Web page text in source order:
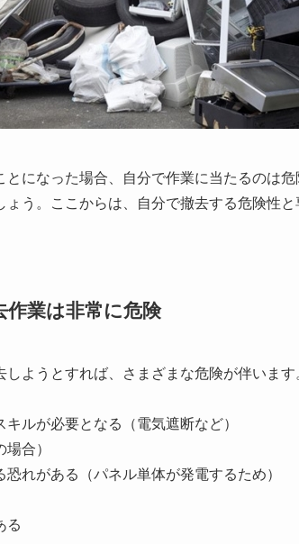
とになった場合、自分で作業に当たるのは
う。ここからは、自分で撤去する危険性と
作業は非常に危険
ようとすれば、さまざまな危険が伴います
キルが必要となる（電気遮断など）
合）
恐れがある（パネル単体が発電するため）
る